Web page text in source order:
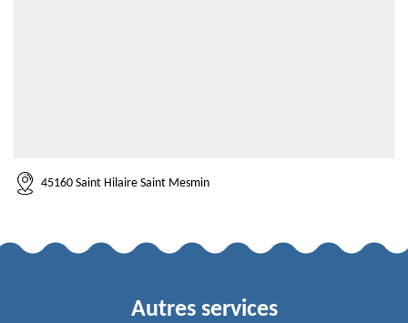
45160 Saint Hilaire Saint Mesmin
Autres services